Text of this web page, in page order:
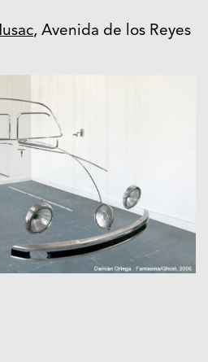
, Avenida de los Reyes